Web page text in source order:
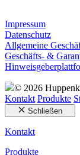
Impressum
Datenschutz
Allgemeine
Geschäfts- &
© 2026
Kontakt Produkte
Schließen
Kontakt
Produkte